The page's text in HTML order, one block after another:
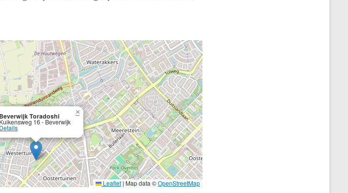
Beverwijk Toradoshi
Kuikensweg 16 - Beverwijk
Details
×
Leaflet|Map data ©OpenStreetMap